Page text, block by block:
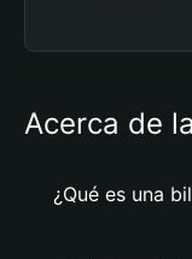
Acerca de
¿Qué es una